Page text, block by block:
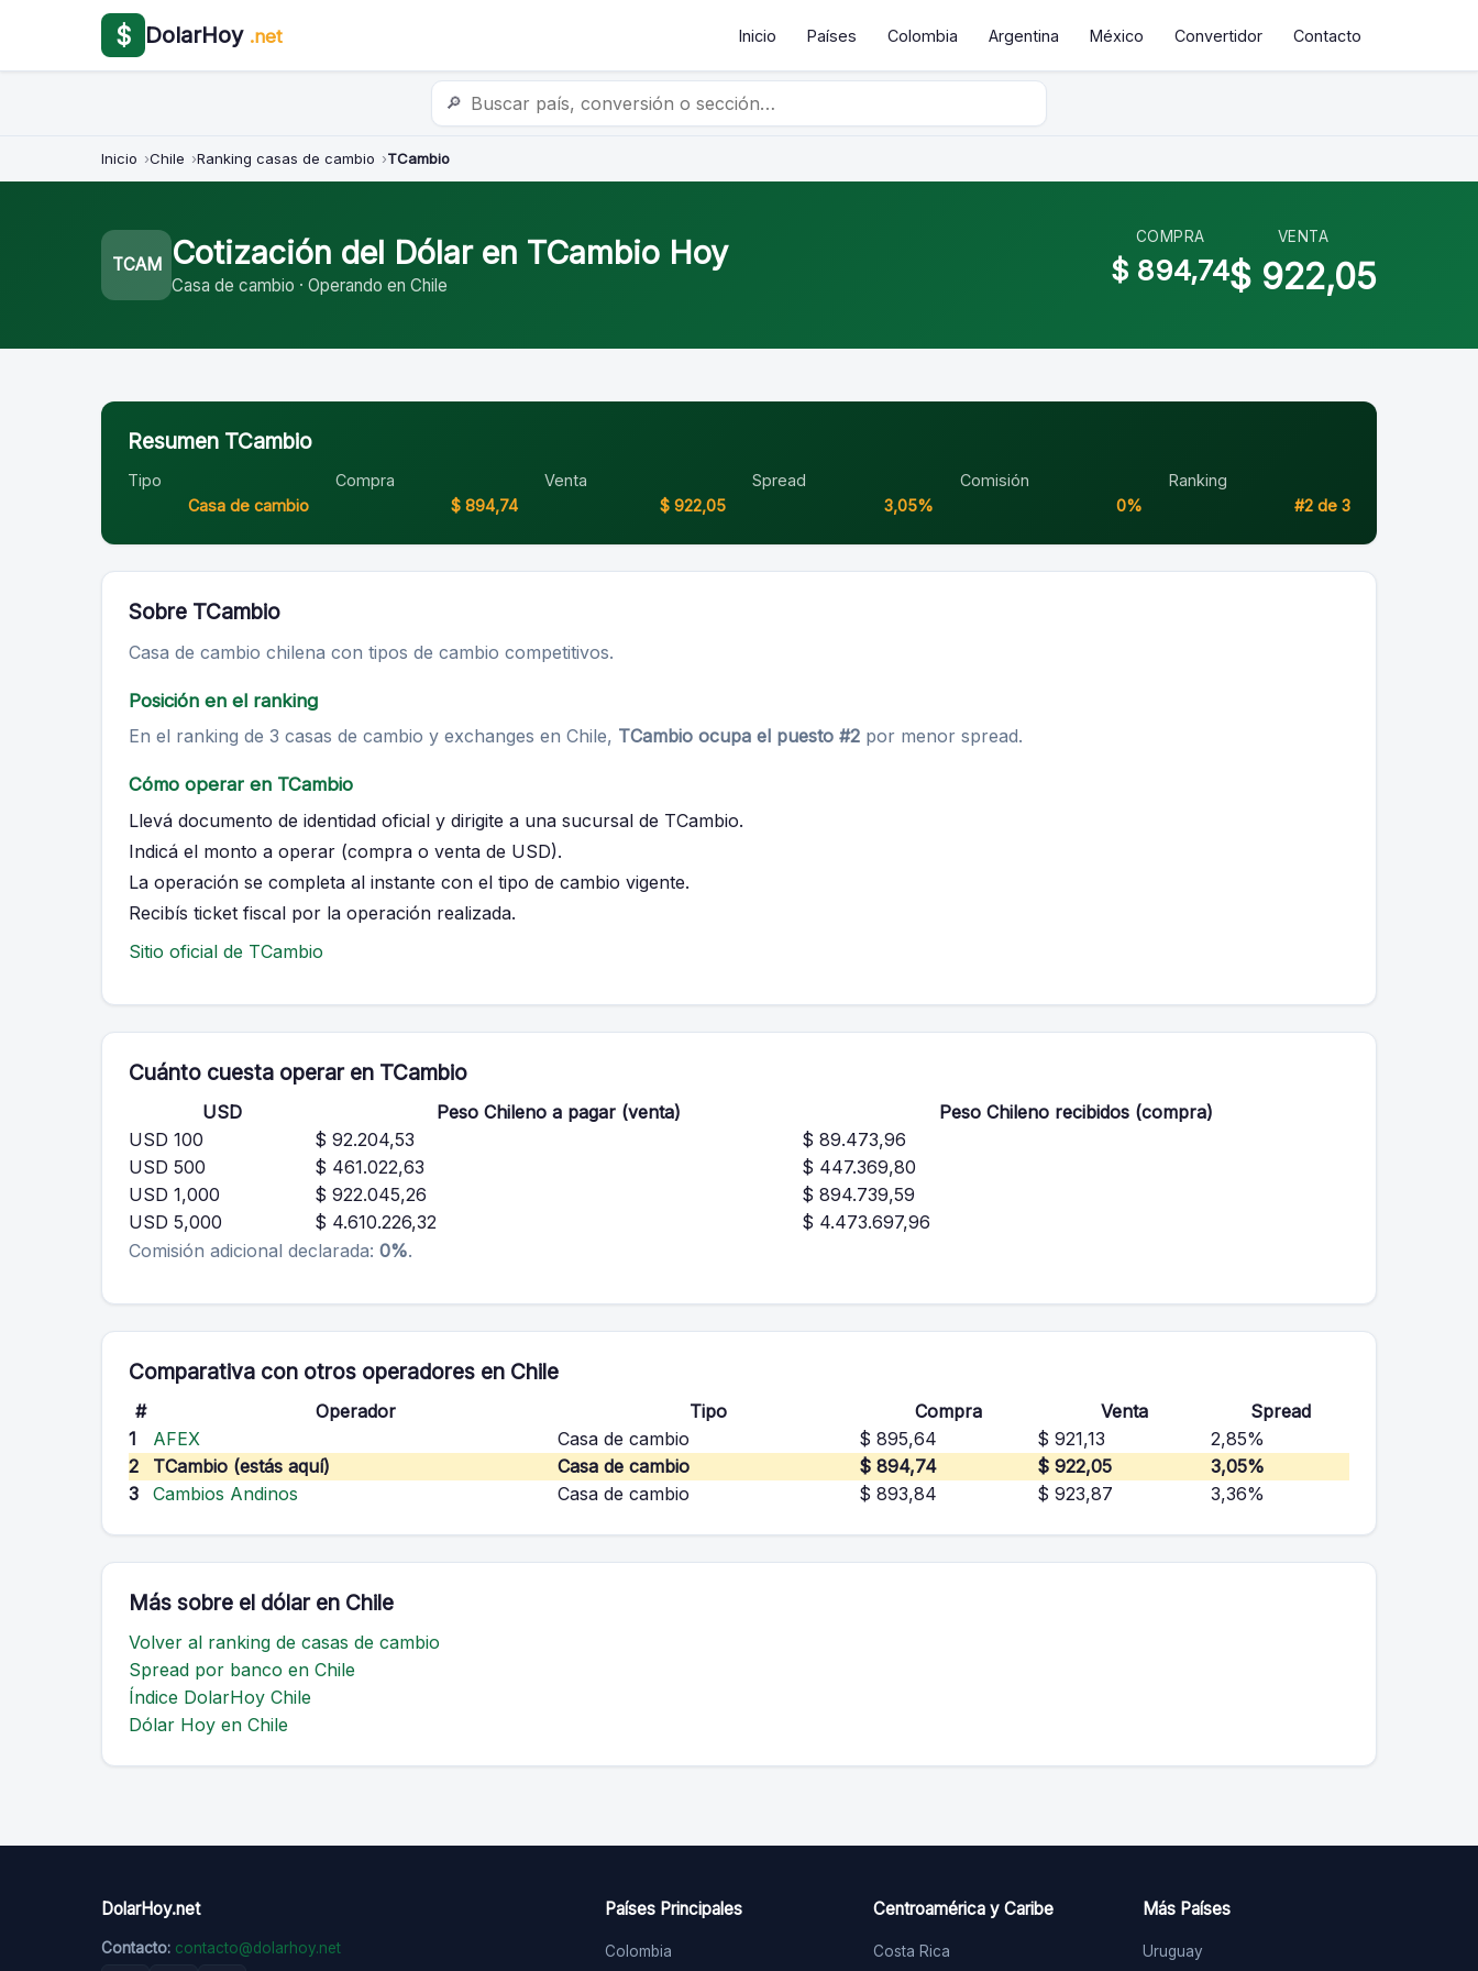
$ DolarHoy .net Inicio Países Colombia Argentina México Convertidor Contacto
🔎
Inicio Chile Ranking casas de cambio TCambio
TCAM Cotización del Dólar en TCambio Hoy
Casa de cambio · Operando en Chile
COMPRA
$ 894,74
VENTA
$ 922,05
Resumen TCambio
Tipo
Casa de cambio
Compra
$ 894,74
Venta
$ 922,05
Spread
3,05%
Comisión
0%
Ranking
#2 de 3
Sobre TCambio
Casa de cambio chilena con tipos de cambio competitivos.
Posición en el ranking
En el ranking de 3 casas de cambio y exchanges en Chile, TCambio ocupa el puesto #2 por menor spread.
Cómo operar en TCambio
Llevá documento de identidad oficial y dirigite a una sucursal de TCambio.
Indicá el monto a operar (compra o venta de USD).
La operación se completa al instante con el tipo de cambio vigente.
Recibís ticket fiscal por la operación realizada.
Sitio oficial de TCambio
Cuánto cuesta operar en TCambio
USD Peso Chileno a pagar (venta)
Peso Chileno recibidos (compra)
USD 100
$ 92.204,53
$ 89.473,96
USD 500
$ 461.022,63
$ 447.369,80
USD 1,000
$ 922.045,26
$ 894.739,59
USD 5,000
$ 4.610.226,32
$ 4.473.697,96
Comisión adicional declarada: 0%.
Comparativa con otros operadores en Chile
# Operador Tipo Compra Venta
Spread
1
AFEX Casa de cambio $ 895,64 $ 921,13
2,85%
2
TCambio (estás aquí) Casa de cambio $ 894,74 $ 922,05
3,05%
3
Cambios Andinos Casa de cambio $ 893,84 $ 923,87 3,36%
Más sobre el dólar en Chile
Volver al ranking de casas de cambio
Spread por banco en Chile
Índice DolarHoy Chile
Dólar Hoy en Chile
DolarHoy.net
Contacto: contacto@dolarhoy.net
Países Principales
Colombia
Centroamérica y Caribe
Costa Rica
Más Países
Uruguay